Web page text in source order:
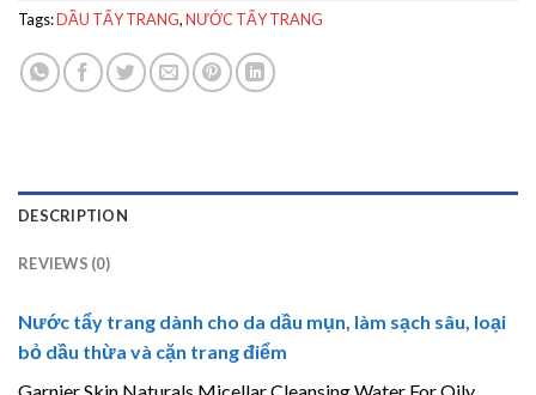
Tags:DẦU TẨY TRANG,NƯỚC TẨY TRANG
DESCRIPTION
REVIEWS (0)
Nước tẩy trang dành cho da dầu mụn, làm sạch sâu, loại
bỏ dầu thừa và cặn trang điểm